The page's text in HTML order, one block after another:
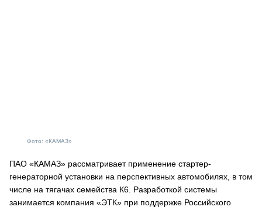
Фото: «КАМАЗ»
ПАО «КАМАЗ» рассматривает применение стартер-
генераторной установки на перспективных автомобилях, в том
числе на тягачах семейства К6. Разработкой системы
занимается компания «ЭТК» при поддержке Российского